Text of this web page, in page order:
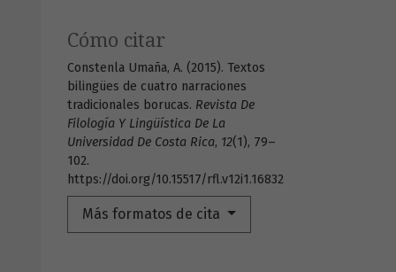
Cómo citar
Constenla Umaña, A. (2015). Textos
bilingües de cuatro narraciones
tradicionales borucas. Revista De
Filología Y Lingüística De La
Universidad De Costa Rica, 12(1), 79–
102.
https://doi.org/10.15517/rfl.v12i1.16832
Más formatos de cita